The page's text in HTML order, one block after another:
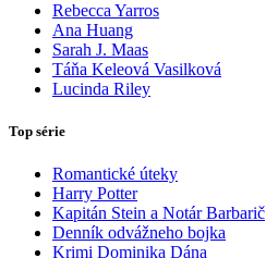
Rebecca Yarros
Ana Huang
Sarah J. Maas
Táňa Keleová Vasilková
Lucinda Riley
Top série
Romantické úteky
Harry Potter
Kapitán Stein a Notár Barbarič
Denník odvážneho bojka
Krimi Dominika Dána